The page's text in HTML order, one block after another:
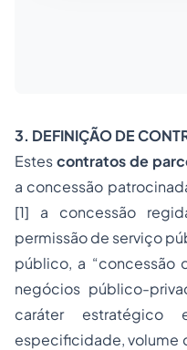
3. DEFINIÇÃO DE
Estescontratos de
a concessão
[1] a concessão
permissão de serviço
público, a “concessão
negócios público-
caráter estratégico
especificidade, volume